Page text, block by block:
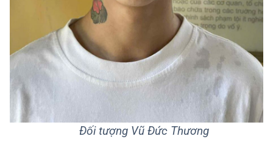
Đối tượng Vũ Đức Thương